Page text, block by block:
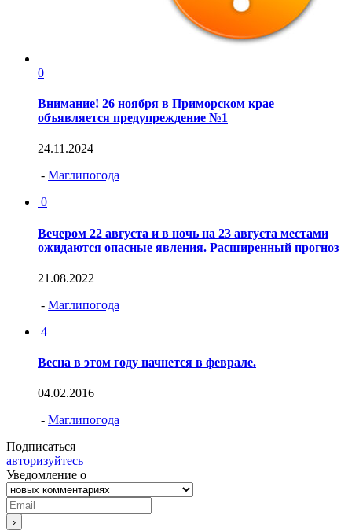
0
Внимание! 26 ноября в Приморском крае
объявляется предупреждение №1
24.11.2024
- Маглипогода
0
Вечером 22 августа и в ночь на 23 августа местами
ожидаются опасные явления. Расширенный прогноз
21.08.2022
- Маглипогода
4
Весна в этом году начнется в феврале.
04.02.2016
- Маглипогода
Подписаться
авторизуйтесь
Уведомление о